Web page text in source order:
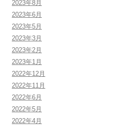
2023年8月
2023年6月
2023年5月
2023年3月
2023年2月
2023年1月
2022年12月
2022年11月
2022年6月
2022年5月
2022年4月